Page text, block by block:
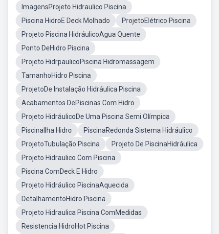
ImagensProjeto Hidraulico Piscina
Piscina HidroE Deck Molhado
ProjetoElétrico Piscina
Projeto Piscina HidráulicoAgua Quente
Ponto DeHidro Piscina
Projeto HidrpaulicoPiscina Hidromassagem
TamanhoHidro Piscina
ProjetoDe Instalação Hidráulica Piscina
Acabamentos DePiscinas Com Hidro
Projeto HidráulicoDe Uma Piscina Semi Olímpica
PiscinaIlha Hidro
PiscinaRedonda Sistema Hidráulico
ProjetoTubulação Piscina
Projeto De PiscinaHidráulica
Projeto Hidraulico Com Piscina
Piscina ComDeck E Hidro
Projeto Hidráulico PiscinaAquecida
DetalhamentoHidro Piscina
Projeto Hidraulica Piscina ComMedidas
Resistencia HidroHot Piscina